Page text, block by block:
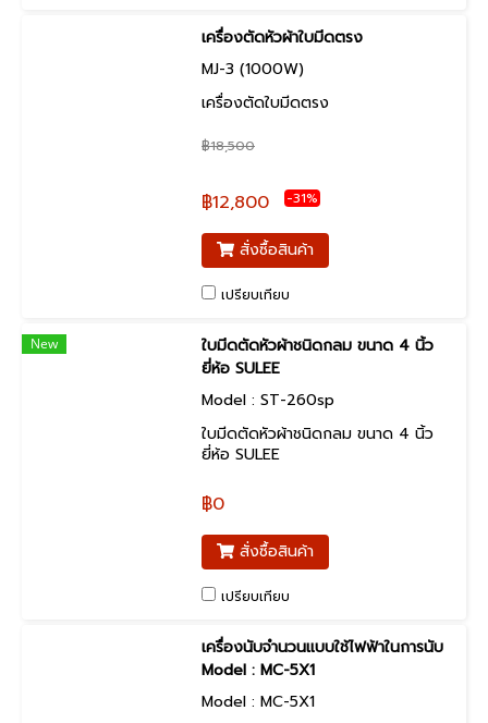
เครื่องตัดหัวผ้าใบมีดตรง
MJ-3 (1000W)
เครื่องตัดใบมีดตรง
฿18,500
฿12,800 -31%
สั่งซื้อสินค้า
เปรียบเทียบ
New
ใบมีดตัดหัวผ้าชนิดกลม ขนาด 4 นิ้ว
ยี่ห้อ SULEE
Model : ST-260sp
ใบมีดตัดหัวผ้าชนิดกลม ขนาด 4 นิ้ว
ยี่ห้อ SULEE
฿0
สั่งซื้อสินค้า
เปรียบเทียบ
เครื่องนับจำนวนแบบใช้ไฟฟ้าในการนับ
Model : MC-5X1
Model : MC-5X1